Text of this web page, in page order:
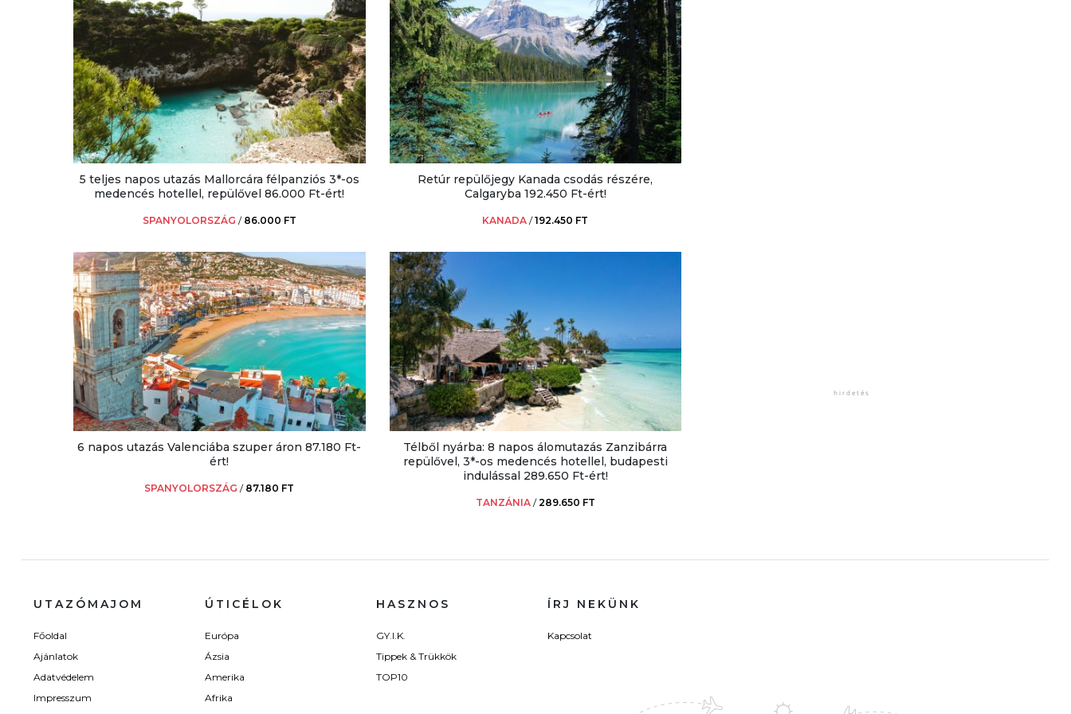
5 teljes napos utazás Mallorcára félpanziós 3*-os
medencés hotellel, repülővel 86.000 Ft-ért!
SPANYOLORSZÁG / 86.000 FT
Retúr repülőjegy Kanada csodás részére,
Calgaryba 192.450 Ft-ért!
KANADA /192.450 FT
6 napos utazás Valenciába szuper áron 87.180 Ft-
ért!
SPANYOLORSZÁG / 87.180 FT
Télből nyárba: 8 napos álomutazás Zanzibárra
repülővel, 3*-os medencés hotellel, budapesti
indulással 289.650 Ft-ért!
TANZÁNIA /289.650 FT
UTAZÓMAJOM
Főoldal
Ajánlatok
Adatvédelem
Impresszum
ÚTICÉLOK
Európa
Ázsia
Amerika
Afrika
HASZNOS
GY.I.K.
Tippek & Trükkök
TOP10
ÍRJ NEKÜNK
Kapcsolat